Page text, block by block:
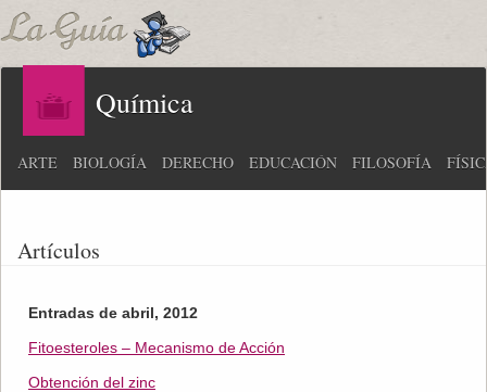
Química
ARTE BIOLOGÍA DERECHO EDUCACIÓN FILOSOFÍA
Artículos
Entradas de abril, 2012
Fitoesteroles – Mecanismo de Acción
Obtención del zinc